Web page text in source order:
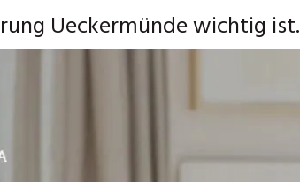
Ueckermünde wichtig ist.